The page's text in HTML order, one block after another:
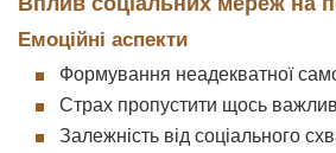
Емоційні аспекти
Формування неадекватної
Страх пропустити щось
Залежність від соціального